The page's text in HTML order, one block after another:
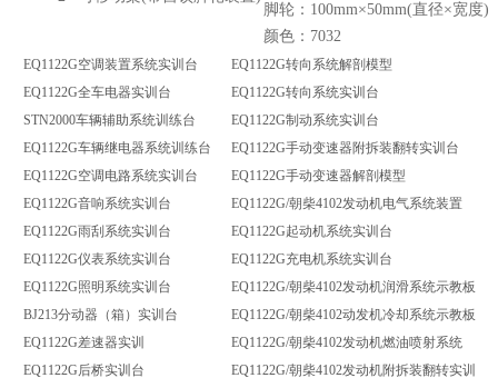
脚轮：100mm×50mm(直径×宽度)
颜色：7032
EQ1122G空调装置系统实训台
EQ1122G转向系统解剖模型
EQ1122G全车电器实训台
EQ1122G转向系统实训台
STN2000车辆辅助系统训练台
EQ1122G制动系统实训台
EQ1122G车辆继电器系统训练台
EQ1122G手动变速器附拆装翻转实训台
EQ1122G空调电路系统实训台
EQ1122G手动变速器解剖模型
EQ1122G音响系统实训台
EQ1122G/朝柴4102发动机电气系统装置
EQ1122G雨刮系统实训台
EQ1122G起动机系统实训台
EQ1122G仪表系统实训台
EQ1122G充电机系统实训台
EQ1122G照明系统实训台
EQ1122G/朝柴4102发动机润滑系统示教板
BJ213分动器（箱）实训台
EQ1122G/朝柴4102动发机冷却系统示教板
EQ1122G差速器实训
EQ1122G/朝柴4102发动机燃油喷射系统
EQ1122G后桥实训台
EQ1122G/朝柴4102发动机附拆装翻转实训台